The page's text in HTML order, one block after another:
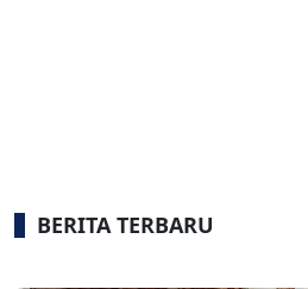
BERITA TERBARU